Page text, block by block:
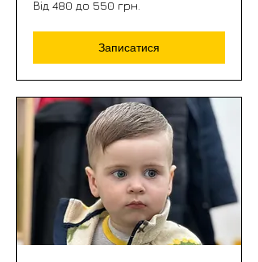
480
Від 480 до 550 грн.
Записатися